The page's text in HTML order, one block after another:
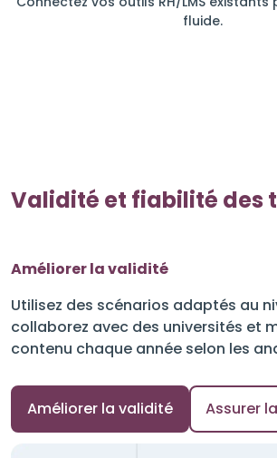
fluide.
Validité et fiabilité des
Améliorer la validité
Utilisez des scénarios adaptés au
collaborez avec des universités et
contenu chaque année selon les
Améliorer la validité Assurer